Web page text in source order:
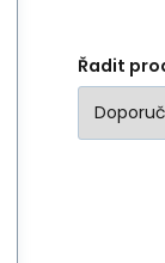
Řadit